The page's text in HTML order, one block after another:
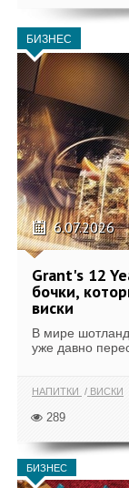
БИЗНЕС
6.07.2026
Grant's 12
бочки,
виски
В мире
уже давно
НАПИТКИ ВИСКИ
289
БИЗНЕС